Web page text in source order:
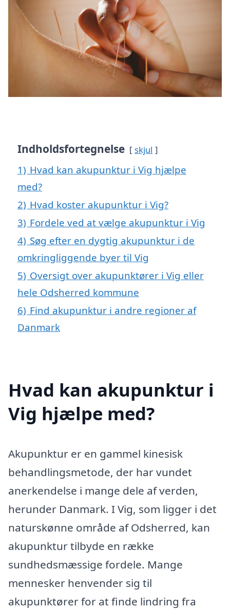
Indholdsfortegnelse skjul
1) Hvad kan akupunktur i Vig hjælpe
med?
2) Hvad koster akupunktur i Vig?
3) Fordele ved at vælge akupunktur i Vig
4) Søg efter en dygtig akupunktur i de
omkringliggende byer til Vig
5) Oversigt over akupunktører i Vig eller
hele Odsherred kommune
6) Find akupunktur i andre regioner af
Danmark
Hvad kan akupunktur i
Vig hjælpe med?
Akupunktur er en gammel kinesisk
behandlingsmetode, der har vundet
anerkendelse i mange dele af verden,
herunder Danmark. I Vig, som ligger i det
naturskønne område af Odsherred, kan
akupunktur tilbyde en række
sundhedsmæssige fordele. Mange
mennesker henvender sig til
akupunktører for at finde lindring fra